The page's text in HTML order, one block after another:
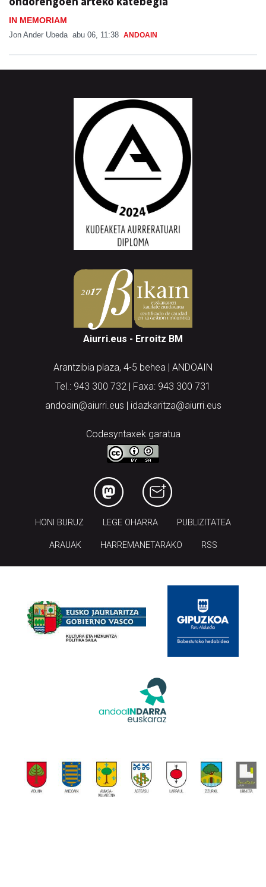
Jon Ander Ubeda ANDOAIN
Aiurri.eus - Erroitz BM
Arantzibia plaza, 4-5 behea | ANDOAIN
Tel.: 943 300 732 | Faxa: 943 300 731
andoain@aiurri.eus | idazkaritza@aiurri.eus
Codesyntaxek garatua
LEGE OHARRA
ARAUAK HARREMANETARAKO RSS